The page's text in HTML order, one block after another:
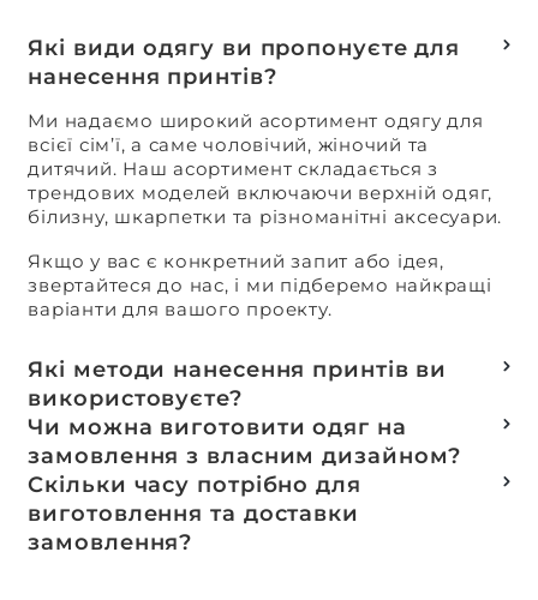
Які види одягу ви пропонуєте для
нанесення принтів?
Ми надаємо широкий асортимент одягу для
всієї сім’ї, а саме чоловічий, жіночий та
дитячий. Наш асортимент складається з
трендових моделей включаючи верхній одяг,
білизну, шкарпетки та різноманітні аксесуари.
Якщо у вас є конкретний запит або ідея,
звертайтеся до нас, і ми підберемо найкращі
варіанти для вашого проекту.
Які методи нанесення принтів ви
використовуєте?
Термотранферний
Шовкотрафаретний
DTF – друк
Машинна вишивка
Чи можна виготовити одяг на
замовлення з власним дизайном?
Так, ми спеціалізуємося на розробці колекцій
та мерчу під ключ, цей процес включає підбір
тканин, розробку лекал, дизай та
завершується пошиттям готового виробу.
Скільки часу потрібно для
виготовлення та доставки
замовлення?